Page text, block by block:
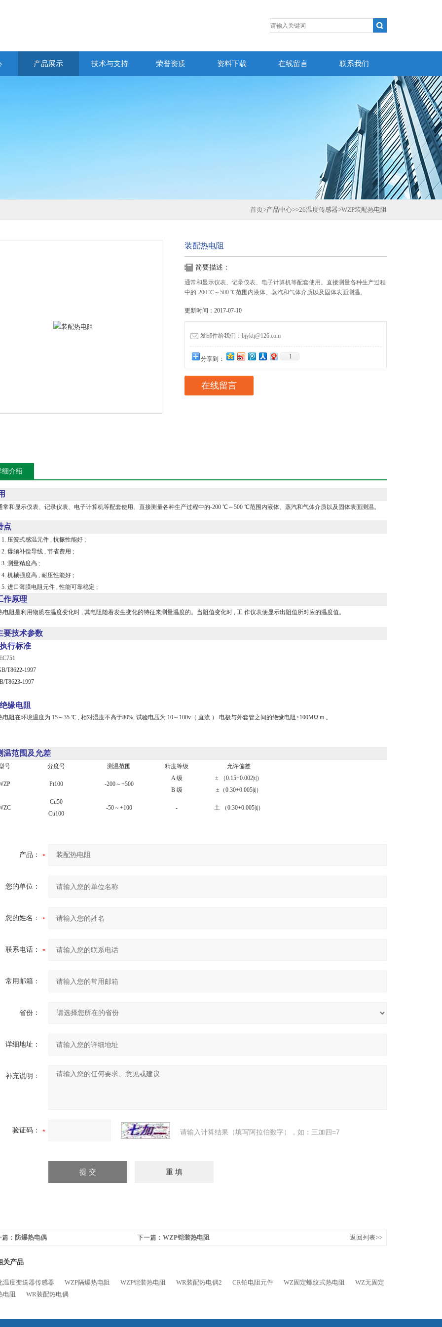
产品展示 技术与支持 荣誉资质 资料下载 在线留言 联系我们
首页>产品中心>>26温度传感器>WZP装配热电阻
装配热电阻
简要描述：
通常和显示仪表、记录仪表、电子计算机等配套使用。直接测量各种生产过程
中的-200 ℃～500 ℃范围内液体、蒸汽和气体介质以及固体表面测温。
更新时间：2017-07-10
发邮件给我们：bjyktj@126.com
分享到： 1
在线留言
细介绍
显示仪表、记录仪表、电子计算机等配套使用。直接测量各种生产过程中的-200 ℃～500 ℃范围内液体、蒸汽和气体介质以及固体表面测温。
点
簧式感温元件 , 抗振性能好 ;
须补偿导线 , 节省费用 ;
量精度高 ;
械强度高 , 耐压性能好 ;
口薄膜电阻元件 , 性能可靠稳定 ;
作原理
是利用物质在温度变化时 , 其电阻随着发生变化的特征来测量温度的。当阻值变化时 , 工 作仪表便显示出阻值所对应的温度值。
要技术参数
行标准
1997
1997
缘电阻
在环境温度为 15～35 ℃ , 相对湿度不高于80%, 试验电压为 10～100v（ 直流 ） 电极与外套管之间的绝缘电阻≥100MΩ.m 。
温范围及允差
号 分度号 测温范围 精度等级 允许偏差
Pt100 -200～+500
A 级
± （0.15+0.002|t|）
B 级
±（0.30+0.005|t|）
Cu50
Cu100
-50～+100 - 土 （0.30+0.005|t|）
产品：
您的单位：
您的姓名：
联系电话：
常用邮箱：
省份：
详细地址：
补充说明：
验证码： 请输入计算结果（填写阿拉伯数字），如：三加四=7
： 防爆热电偶 下一篇： WZP铠装热电阻 返回列表>>
关产品
温度变送器传感器 WZP隔爆热电阻 WZP铠装热电阻 WR装配热电偶2 CR铂电阻元件 WZ固定螺纹式热电阻
WZ无固定
电阻
WR装配热电偶